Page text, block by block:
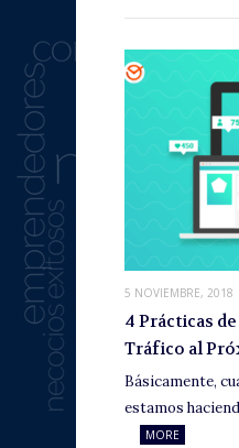
5 NOVIEMBRE, 2018
4 Prácticas
Tráfico al
Básicamente,
estamos
MORE